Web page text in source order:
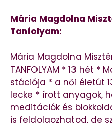
Mária Magdolna
Tanfolyam:
Mária Magdolna
TANFOLYAM * 13 hét *
stációja * a női életút
lecke * írott anyagok,
meditációk és
is feldolgozhatod, de